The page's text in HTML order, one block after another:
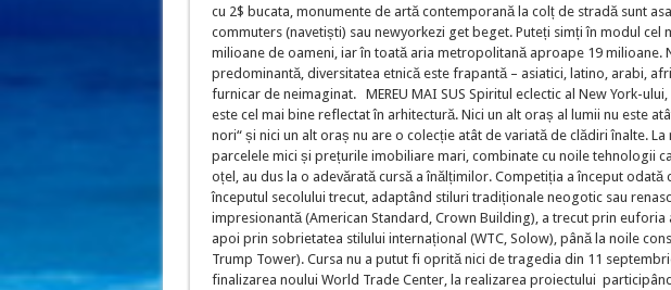
cu 2$ bucata, monumente de artă contemporană la colț de stradă sunt
commuters (navetiști) sau newyorkezi get beget. Puteți simți în modul cel
milioane de oameni, iar în toată aria metropolitană aproape 19 milioane.
predominantă, diversitatea etnică este frapantă – asiatici, latino, arabi,
furnicar de neimaginat. MEREU MAI SUS Spiritul eclectic al New York-
este cel mai bine reflectat în arhitectură. Nici un alt oraș al lumii nu este
nori“ și nici un alt oraș nu are o colecție atât de variată de clădiri înalte. La
parcelele mici și prețurile imobiliare mari, combinate cu noile tehnologii
oțel, au dus la o adevărată cursă a înălțimilor. Competiția a început odată
începutul secolului trecut, adaptând stiluri tradiționale neogotic sau
impresionantă (American Standard, Crown Building), a trecut prin euforia
apoi prin sobrietatea stilului internațional (WTC, Solow), până la noile
Trump Tower). Cursa nu a putut fi oprită nici de tragedia din 11
finalizarea noului World Trade Center, la realizarea proiectului